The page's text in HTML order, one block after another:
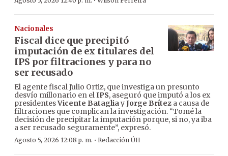
Nacionales
Fiscal dice que precipitó
imputación de ex titulares del
IPS por filtraciones y para no
ser recusado
El agente fiscal Julio Ortiz, que investiga un presunto
desvío millonario en elIPS, aseguró que imputó a los ex
presidentesVicente BatagliayJorge Brítez a causa de
filtraciones que complican la investigación. “Tomé la
decisión de precipitar la imputación porque, si no, ya iba
a ser recusado seguramente”, expresó.
Agosto 5, 2026 12:08 p. m. · Redacción ÚH